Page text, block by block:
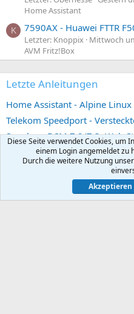
Home Assistant
K 7590AX - Huawei FTTR
Letzter: Knoppix Mittwoch
AVM Fritz!Box
Letzte Anleitungen
Home Assistant - Alpine Linux
Telekom Speedport -
Telekom Speedport Pro Plus
Telekom Speedport Pro Plus -
Statistik des Forums
Diese Seite verwendet Cookies, um
einem Login angemeldet zu
Durch die weitere Nutzung
Akzeptieren